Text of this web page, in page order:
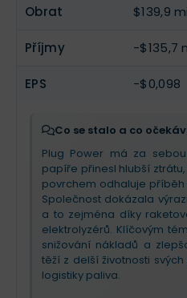
Obrat $139,9
Příjmy -$135,7
EPS -$0,098
Co se stalo a co
Plug Power má za
papíře přinesl hlubší
povrchem odhaluje
Společnost dokázala
a to zejména díky
elektrolyzérů. Klíčovým
snižování nákladů a
těží z delší životnosti
logistiky paliva.